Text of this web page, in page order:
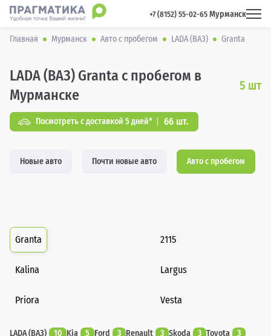
+7 (8152) 55-02-65 Мурманск
Главная Мурманск Авто с пробегом LADA (ВАЗ) Granta
LADA (ВАЗ) Granta с пробегом в
Мурманске
5 шт
Посмотреть с доставкой 5 дней* 66 шт.
Новые авто Почти новые авто Авто с пробегом
Granta 2115
Kalina Largus
Priora Vesta
LADA (ВАЗ) 10 Kia 5 Ford 3 Renault 3 Skoda 3 Toyota
3